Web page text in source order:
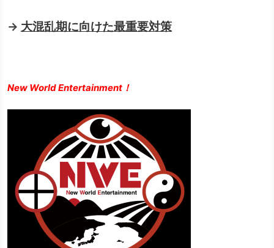
→ 大混乱期に向けた最重要対策
New World Entertainment！